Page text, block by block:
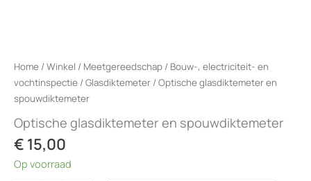
Home /Winkel / Meetgereedschap / Bouw-, electriciteit- en
vochtinspectie /Glasdiktemeter / Optische glasdiktemeter en
spouwdiktemeter
Optische glasdiktemeter en spouwdiktemeter
€ 15,00
Op voorraad